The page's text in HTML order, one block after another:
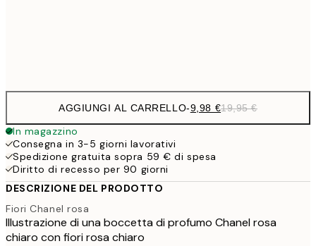
AGGIUNGI AL CARRELLO-9,98 €19,95 €
In magazzino
Consegna in 3-5 giorni lavorativi
Spedizione gratuita sopra 59 € di spesa
Diritto di recesso per 90 giorni
DESCRIZIONE DEL PRODOTTO
Fiori Chanel rosa
Illustrazione di una boccetta di profumo Chanel rosa
chiaro con fiori rosa chiaro